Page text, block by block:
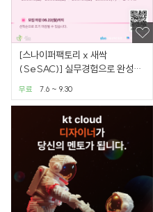
[스나이퍼팩토리 x 새싹
(SeSAC)] 실무경험으로 완성하
7.6 ~ 9.30
무료